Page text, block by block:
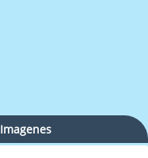
Imagenes